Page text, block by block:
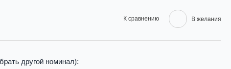
К сравнению В желания
другой номинал):